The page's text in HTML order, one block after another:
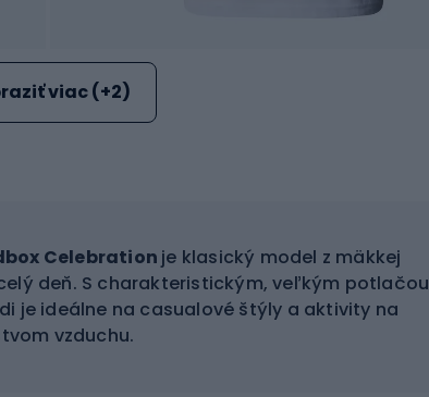
viac (+2)
Celebration je klasický model z mäkkej
deň. S charakteristickým, veľkým potlačou
je ideálne na casualové štýly a aktivity na
vzduchu.